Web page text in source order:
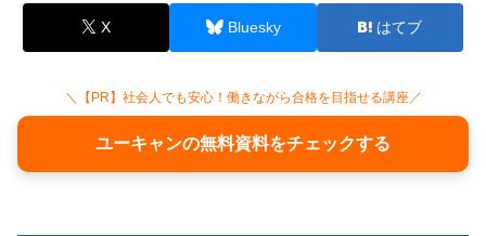
X Bluesky はてブ
＼【PR】社会人でも安心！働きながら合格を目指せる講座／
ユーキャンの無料資料をチェックする